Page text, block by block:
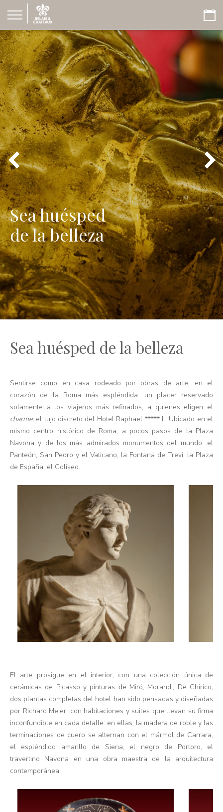
Sea huésped
de la belleza
Sea huésped de la belleza
Sentirse como en casa rodeado por obras de arte, en el
corazón de la Roma más espléndida: un placer reservado
solamente a los viajeros más refinados, a quienes eligen el
charme;el lujo discreto del Hotel Raphael ***** L. Ubicado en el
mismo centro histórico de Roma, a pocos pasos de la Plaza
Navona y de los más admirados monumentos del mundo: el
Panteón, San Pedro y el Vaticano, la Fontana de Trevi, la Plaza
de España, el Coliseo.
El arte prosigue en el interior, con una colección única de
cerámicas de Picasso y pinturas de Miró, Morandi, De Chirico;
dos plantas completas del hotel han sido pensadas y diseñadas
por Richard Meier, con habitaciones y suites que llevan su firma
inconfundible en cada detalle: en ellas, la madera de roble y las
terminaciones de cuero se alternan con el mármol de Carrara,
el espléndido amarillo de Siena, el negro de Portoro, el
travertino Navona en una obra maestra de la arquitectura
contemporánea.